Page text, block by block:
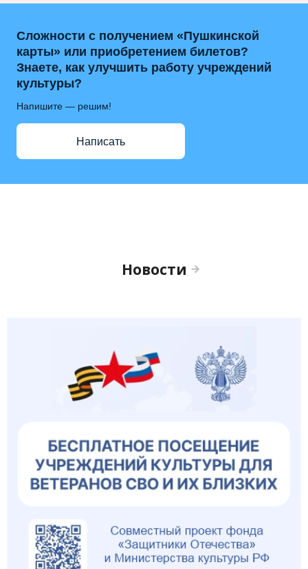
Сложности с получением «Пушкинской
карты» или приобретением билетов?
Знаете, как улучшить работу учреждений
культуры?
Напишите — решим!
Написать
Новости